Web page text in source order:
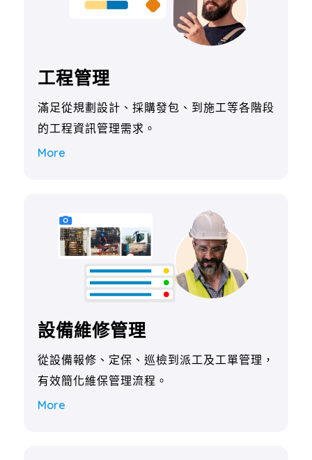
工程管理
滿足從規劃設計、採購發包、到施工等各階段
的工程資訊管理需求。
More
設備維修管理
從設備報修、定保、巡檢到派工及工單管理，
有效簡化維保管理流程。
More